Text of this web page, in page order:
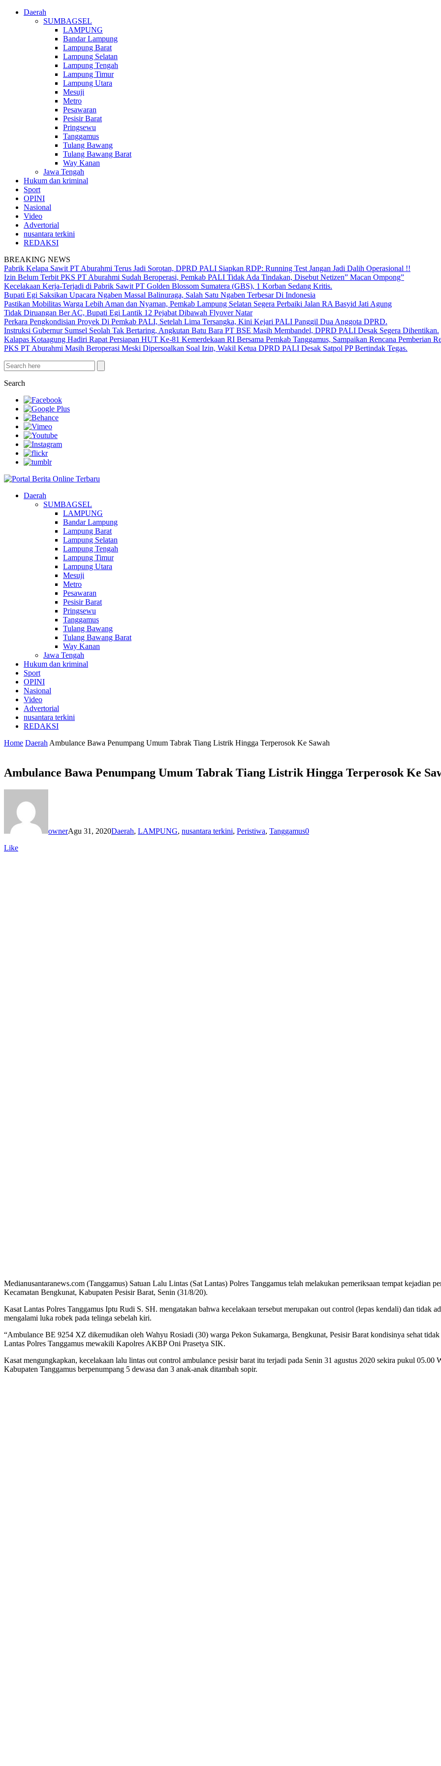
Daerah
SUMBAGSEL
LAMPUNG
Bandar Lampung
Lampung Barat
Lampung Selatan
Lampung Tengah
Lampung Timur
Lampung Utara
Mesuji
Metro
Pesawaran
Pesisir Barat
Pringsewu
Tanggamus
Tulang Bawang
Tulang Bawang Barat
Way Kanan
Jawa Tengah
Hukum dan kriminal
Sport
OPINI
Nasional
Video
Advertorial
nusantara terkini
REDAKSI
BREAKING NEWS
Pabrik Kelapa Sawit PT Aburahmi Terus Jadi Sorotan, DPRD PALI Siapkan RDP: Running Test Jangan Jadi Dalih Operasional !!
Izin Belum Terbit PKS PT Aburahmi Sudah Beroperasi, Pemkab PALI Tidak Ada Tindakan, Disebut Netizen” Macan Ompong”
Kecelakaan Kerja-Terjadi di Pabrik Sawit PT Golden Blossom Sumatera (GBS), 1 Korban Sedang Kritis.
Bupati Egi Saksikan Upacara Ngaben Massal Balinuraga, Salah Satu Ngaben Terbesar Di Indonesia
Pastikan Mobilitas Warga Lebih Aman dan Nyaman, Pemkab Lampung Selatan Segera Perbaiki Jalan RA Basyid Jati Agung
Tidak Diruangan Ber AC, Bupati Egi Lantik 12 Pejabat Dibawah Flyover Natar
Perkara Pengkondisian Proyek Di Pemkab PALI, Setelah Lima Tersangka, Kini Kejari PALI Panggil Dua Anggota DPRD.
Instruksi Gubernur Sumsel Seolah Tak Bertaring, Angkutan Batu Bara PT BSE Masih Membandel, DPRD PALI Desak Segera Dihentikan.
Kalapas Kotaagung Hadiri Rapat Persiapan HUT Ke-81 Kemerdekaan RI Bersama Pemkab Tanggamus, Sampaikan Rencana Pemberian
PKS PT Aburahmi Masih Beroperasi Meski Dipersoalkan Soal Izin, Wakil Ketua DPRD PALI Desak Satpol PP Bertindak Tegas.
Search
Daerah
SUMBAGSEL
LAMPUNG
Bandar Lampung
Lampung Barat
Lampung Selatan
Lampung Tengah
Lampung Timur
Lampung Utara
Mesuji
Metro
Pesawaran
Pesisir Barat
Pringsewu
Tanggamus
Tulang Bawang
Tulang Bawang Barat
Way Kanan
Jawa Tengah
Hukum dan kriminal
Sport
OPINI
Nasional
Video
Advertorial
nusantara terkini
REDAKSI
Home Daerah Ambulance Bawa Penumpang Umum Tabrak Tiang Listrik Hingga Terperosok Ke Sawah
Ambulance Bawa Penumpang Umum Tabrak Tiang Listrik Hingga Terperosok Ke
ownerAgu 31, 2020Daerah, LAMPUNG, nusantara terkini, Peristiwa, Tanggamus0
Like
Medianusantaranews.com (Tanggamus) Satuan Lalu Lintas (Sat Lantas) Polres Tanggamus telah melakukan pemeriksaan tempat kejadian
Kecamatan Bengkunat, Kabupaten Pesisir Barat, Senin (31/8/20).
Kasat Lantas Polres Tanggamus Iptu Rudi S. SH. mengatakan bahwa kecelakaan tersebut merupakan out control (lepas kendali) dan tidak
mengalami luka robek pada telinga sebelah kiri.
“Ambulance BE 9254 XZ dikemudikan oleh Wahyu Rosiadi (30) warga Pekon Sukamarga, Bengkunat, Pesisir Barat kondisinya sehat
Lantas Polres Tanggamus mewakili Kapolres AKBP Oni Prasetya SIK.
Kasat mengungkapkan, kecelakaan lalu lintas out control ambulance pesisir barat itu terjadi pada Senin 31 agustus 2020 sekira pukul
Kabupaten Tanggamus berpenumpang 5 dewasa dan 3 anak-anak ditambah sopir.